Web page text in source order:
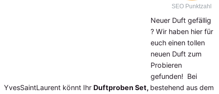
SEO Punktzahl
Neuer Duft gefällig
? Wir haben hier für
euch einen tollen
neuen Duft zum
Probieren
gefunden! Bei
YvesSaintLaurent könnt Ihr Duftproben Set, bestehend aus dem